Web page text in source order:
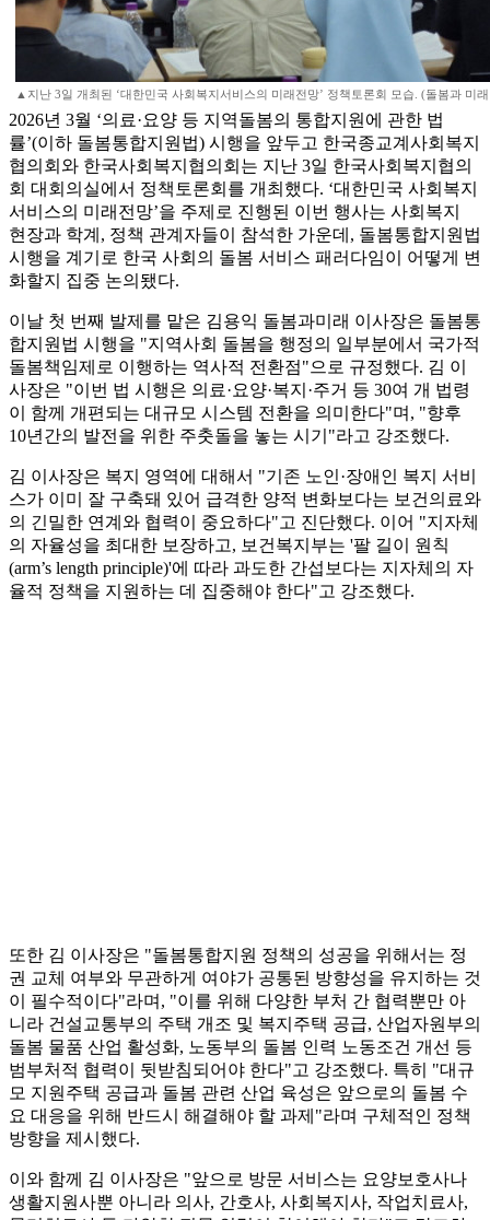
▲지난 3일 개최된 ‘대한민국 사회복지서비스의 미래전망’ 정책토론회 모습. (돌봄과 미
2026년 3월 ‘의료·요양 등 지역돌봄의 통합지원에 관한 법
률’(이하 돌봄통합지원법) 시행을 앞두고 한국종교계사회복지
협의회와 한국사회복지협의회는 지난 3일 한국사회복지협의
회 대회의실에서 정책토론회를 개최했다. ‘대한민국 사회복지
서비스의 미래전망’을 주제로 진행된 이번 행사는 사회복지
현장과 학계, 정책 관계자들이 참석한 가운데, 돌봄통합지원법
시행을 계기로 한국 사회의 돌봄 서비스 패러다임이 어떻게 변
화할지 집중 논의됐다.
이날 첫 번째 발제를 맡은 김용익 돌봄과미래 이사장은 돌봄통
합지원법 시행을 "지역사회 돌봄을 행정의 일부분에서 국가적
돌봄책임제로 이행하는 역사적 전환점"으로 규정했다. 김 이
사장은 "이번 법 시행은 의료·요양·복지·주거 등 30여 개 법령
이 함께 개편되는 대규모 시스템 전환을 의미한다"며, "향후
10년간의 발전을 위한 주춧돌을 놓는 시기"라고 강조했다.
김 이사장은 복지 영역에 대해서 "기존 노인·장애인 복지 서비
스가 이미 잘 구축돼 있어 급격한 양적 변화보다는 보건의료와
의 긴밀한 연계와 협력이 중요하다"고 진단했다. 이어 "지자체
의 자율성을 최대한 보장하고, 보건복지부는 '팔 길이 원칙
(arm’s length principle)'에 따라 과도한 간섭보다는 지자체의 자
율적 정책을 지원하는 데 집중해야 한다"고 강조했다.
또한 김 이사장은 "돌봄통합지원 정책의 성공을 위해서는 정
권 교체 여부와 무관하게 여야가 공통된 방향성을 유지하는 것
이 필수적이다"라며, "이를 위해 다양한 부처 간 협력뿐만 아
니라 건설교통부의 주택 개조 및 복지주택 공급, 산업자원부의
돌봄 물품 산업 활성화, 노동부의 돌봄 인력 노동조건 개선 등
범부처적 협력이 뒷받침되어야 한다"고 강조했다. 특히 "대규
모 지원주택 공급과 돌봄 관련 산업 육성은 앞으로의 돌봄 수
요 대응을 위해 반드시 해결해야 할 과제"라며 구체적인 정책
방향을 제시했다.
이와 함께 김 이사장은 "앞으로 방문 서비스는 요양보호사나
생활지원사뿐 아니라 의사, 간호사, 사회복지사, 작업치료사,